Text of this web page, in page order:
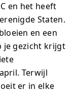
en het heeft
Staten.
en een
je gezicht krijgt
Terwijl
er in elke